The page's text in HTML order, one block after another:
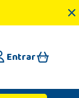
Entrar